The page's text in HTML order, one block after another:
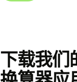
下载我们